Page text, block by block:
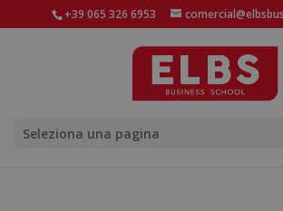
+39 065 326 6953
Seleziona una pagina